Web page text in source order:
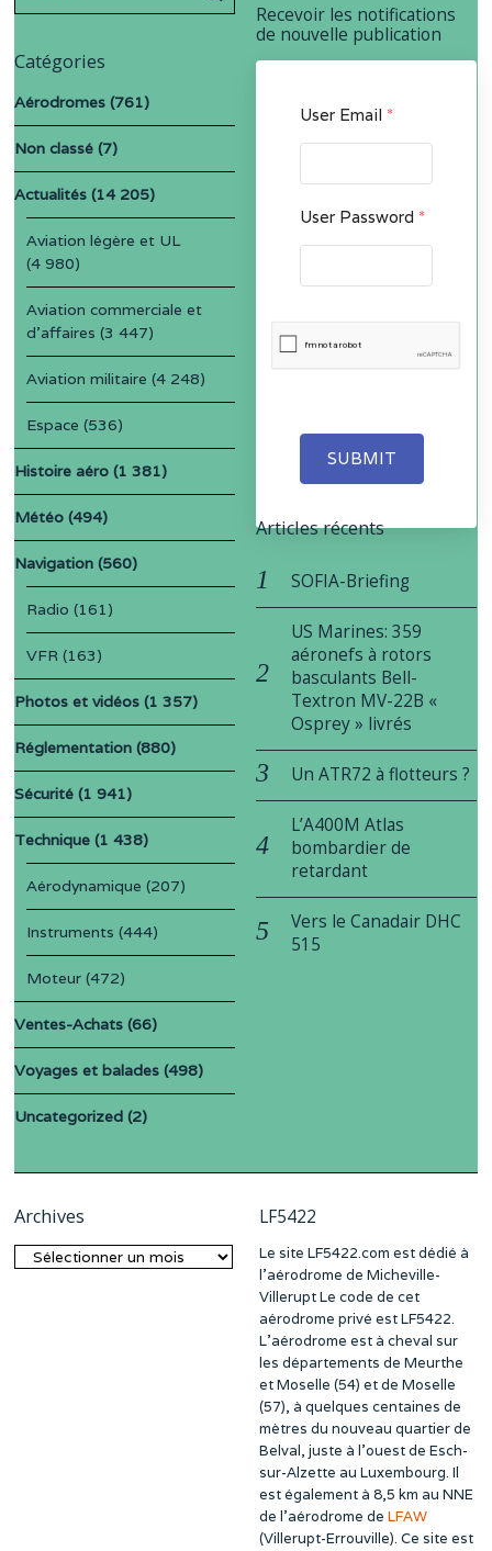
Recevoir les notifications
de nouvelle publication
User Email *
User Password *
SUBMIT
Catégories
Aérodromes (761)
Non classé (7)
Actualités (14 205)
Aviation légère et UL
(4 980)
Aviation commerciale et
d'affaires (3 447)
Aviation militaire (4 248)
Espace (536)
Histoire aéro (1 381)
Météo (494)
Navigation (560)
Radio (161)
VFR (163)
Photos et vidéos (1 357)
Réglementation (880)
Sécurité (1 941)
Technique (1 438)
Aérodynamique (207)
Instruments (444)
Moteur (472)
Ventes-Achats (66)
Voyages et balades (498)
Uncategorized (2)
Articles récents
SOFIA-Briefing
US Marines: 359
aéronefs à rotors
basculants Bell-
Textron MV-22B «
Osprey » livrés
Un ATR72 à flotteurs ?
L’A400M Atlas
bombardier de
retardant
Vers le Canadair DHC
515
Archives
Archives
LF5422
Le site LF5422.com est dédié à
l’aérodrome de Micheville-
Villerupt Le code de cet
aérodrome privé est LF5422.
L’aérodrome est à cheval sur
les départements de Meurthe
et Moselle (54) et de Moselle
(57), à quelques centaines de
mètres du nouveau quartier de
Belval, juste à l’ouest de Esch-
sur-Alzette au Luxembourg. Il
est également à 8,5 km au NNE
de l’aérodrome de LFAW
(Villerupt-Errouville). Ce site est